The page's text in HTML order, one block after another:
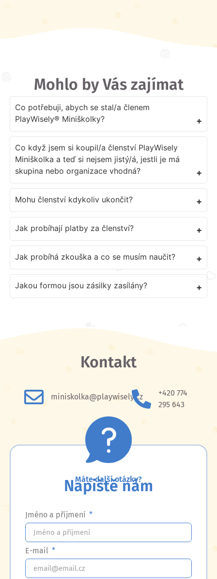
Mohlo by Vás zajímat
Co potřebuji, abych se stal/a členem
PlayWisely® Miniškolky?
+
Co když jsem si koupil/a členství PlayWisely
Miniškolka a teď si nejsem jistý/á, jestli je má
skupina nebo organizace vhodná?
+
Mohu členství kdykoliv ukončit? +
Jak probíhají platby za členství? +
Jak probíhá zkouška a co se musím naučit? +
Jakou formou jsou zásilky zasílány? +
Kontakt
miniskolka@playwisely.cz
+420 774
295 643
Máte další otázky?
Napiště nám
Jméno a příjmení
E-mail